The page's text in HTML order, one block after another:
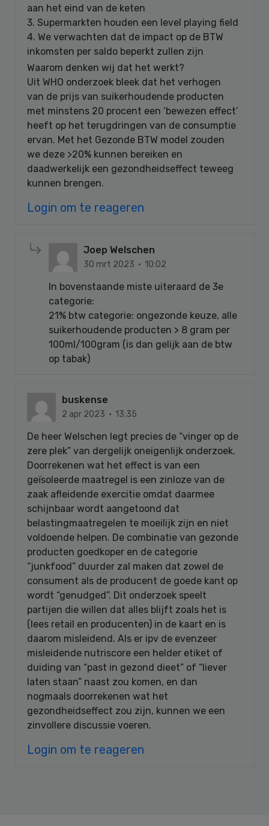
aan het eind van de keten
3. Supermarkten houden een level playing field
4. We verwachten dat de impact op de BTW
inkomsten per saldo beperkt zullen zijn
Waarom denken wij dat het werkt?
Uit WHO onderzoek bleek dat het verhogen
van de prijs van suikerhoudende producten
met minstens 20 procent een ‘bewezen effect’
heeft op het terugdringen van de consumptie
ervan. Met het Gezonde BTW model zouden
we deze >20% kunnen bereiken en
daadwerkelijk een gezondheidseffect teweeg
kunnen brengen.
Login om te reageren
Joep Welschen
30 mrt 2023 · 10:02
In bovenstaande miste uiteraard de 3e
categorie:
21% btw categorie: ongezonde keuze, alle
suikerhoudende producten > 8 gram per
100ml/100gram (is dan gelijk aan de btw
op tabak)
buskense
2 apr 2023 · 13:35
De heer Welschen legt precies de “vinger op de
zere plek” van dergelijk oneigenlijk onderzoek.
Doorrekenen wat het effect is van een
geïsoleerde maatregel is een zinloze van de
zaak afleidende exercitie omdat daarmee
schijnbaar wordt aangetoond dat
belastingmaatregelen te moeilijk zijn en niet
voldoende helpen. De combinatie van gezonde
producten goedkoper en de categorie
“junkfood” duurder zal maken dat zowel de
consument als de producent de goede kant op
wordt “genudged”. Dit onderzoek speelt
partijen die willen dat alles blijft zoals het is
(lees retail en producenten) in de kaart en is
daarom misleidend. Als er ipv de evenzeer
misleidende nutriscore een helder etiket of
duiding van “past in gezond dieet” of “liever
laten staan” naast zou komen, en dan
nogmaals doorrekenen wat het
gezondheidseffect zou zijn, kunnen we een
zinvollere discussie voeren.
Login om te reageren